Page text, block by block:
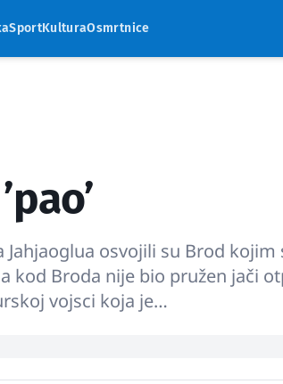
SportKulturaOsmrtnice
osvojili su Brod kojim
kod Broda nije bio pružen jači
vojsci koja je…